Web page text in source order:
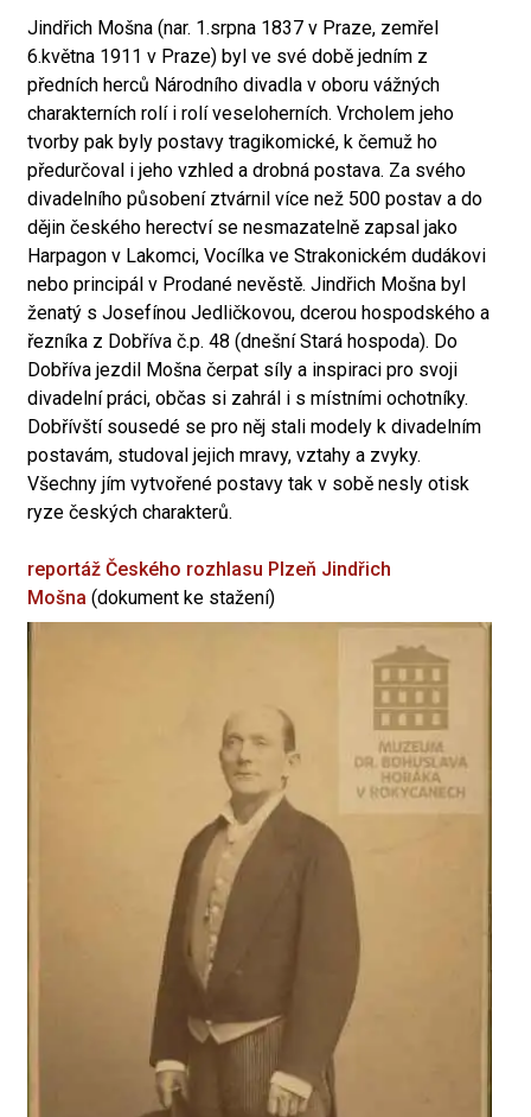
Jindřich Mošna (nar. 1.srpna 1837 v Praze, zemřel
6.května 1911 v Praze) byl ve své době jedním z
předních herců Národního divadla v oboru vážných
charakterních rolí i rolí veseloherních. Vrcholem jeho
tvorby pak byly postavy tragikomické, k čemuž ho
předurčoval i jeho vzhled a drobná postava. Za svého
divadelního působení ztvárnil více než 500 postav a do
dějin českého herectví se nesmazatelně zapsal jako
Harpagon v Lakomci, Vocílka ve Strakonickém dudákovi
nebo principál v Prodané nevěstě. Jindřich Mošna byl
ženatý s Josefínou Jedličkovou, dcerou hospodského a
řezníka z Dobříva č.p. 48 (dnešní Stará hospoda). Do
Dobříva jezdil Mošna čerpat síly a inspiraci pro svoji
divadelní práci, občas si zahrál i s místními ochotníky.
Dobřívští sousedé se pro něj stali modely k divadelním
postavám, studoval jejich mravy, vztahy a zvyky.
Všechny jím vytvořené postavy tak v sobě nesly otisk
ryze českých charakterů.
reportáž Českého rozhlasu Plzeň Jindřich
Mošna (dokument ke stažení)